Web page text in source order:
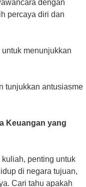
dengan
percaya diri dan
menunjukkan
tunjukkan antusiasme
Keuangan yang
penting untuk
di negara tujuan,
Cari tahu apakah